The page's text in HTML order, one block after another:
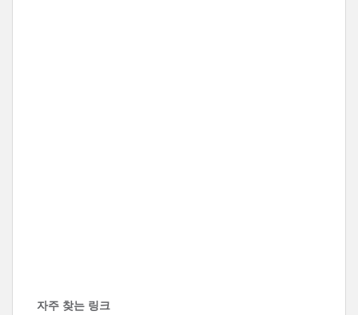
자주 찾는 링크